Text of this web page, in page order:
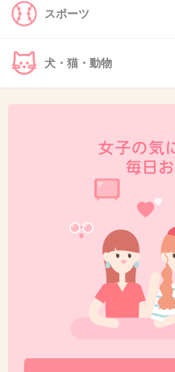
言い訳Maybeって歌あ
お宅のライバルwの曲に
2014/10/08(水) 21:43:57
知らなかったってこ
つもりかな？
被害者面するつもり
2014/10/08(水) 21:43:58
スポーツ
犬・猫・動物